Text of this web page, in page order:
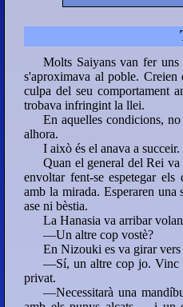
42 43
Part 4 :
46
50 51
Molts Saiyans van fer
s'aproximava al poble.
culpa del seu comportament
trobava infringint la llei.
En aquelles condicions,
alhora.
I això és el anava a succeir.
Quan el general del Rei
envoltar fent-se espetegar
amb la mirada. Esperaren
ase ni bèstia.
La Hanasia va arribar
—Un altre cop vostè?
En Nizouki es va girar
—Sí, un altre cop jo. Vinc
privat.
—Necessitarà una